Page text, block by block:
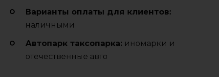
Варианты оплаты для клиентов:
наличными
Автопарк таксопарка: иномарки и
отечественные авто